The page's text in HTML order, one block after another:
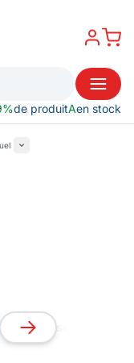
de produitAen stock
essence 12v/
Transfert essence 12v/